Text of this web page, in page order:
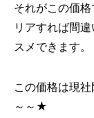
それがこの価
リアすれば間
スメできます。
この価格は現
～～★